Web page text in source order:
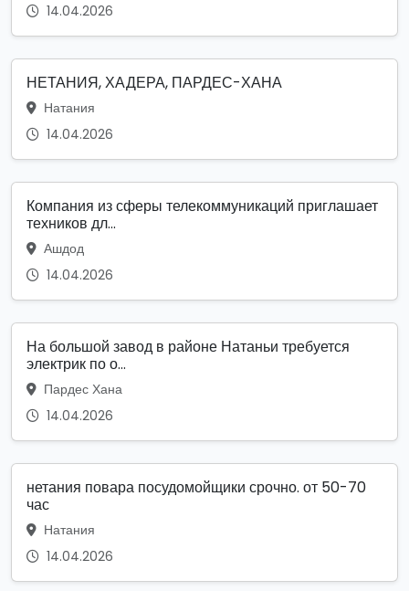
14.04.2026
НЕТАНИЯ, ХАДЕРА, ПАРДЕС-ХАНА
Натания
14.04.2026
Компания из сферы телекоммуникаций приглашает
техников дл...
Ашдод
14.04.2026
На большой завод в районе Натаньи требуется
электрик по о...
Пардес Хана
14.04.2026
нетания повара посудомойщики срочно. от 50-70
час
Натания
14.04.2026